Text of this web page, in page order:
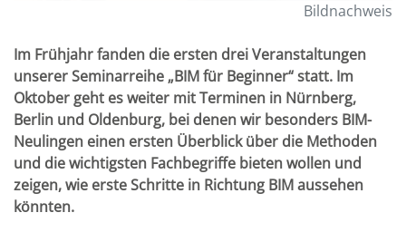
Bildnachweis
Im Frühjahr fanden die ersten drei Veranstaltungen
unserer Seminarreihe „BIM für Beginner“ statt. Im
Oktober geht es weiter mit Terminen in Nürnberg,
Berlin und Oldenburg, bei denen wir besonders BIM-
Neulingen einen ersten Überblick über die Methoden
und die wichtigsten Fachbegriffe bieten wollen und
zeigen, wie erste Schritte in Richtung BIM aussehen
könnten.